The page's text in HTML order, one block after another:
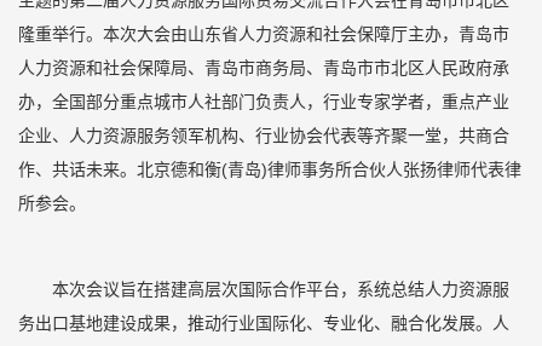
隆重举行。本次大会由山东省人力资源和社会保障厅主办，青岛市
人力资源和社会保障局、青岛市商务局、青岛市市北区人民政府承
办，全国部分重点城市人社部门负责人，行业专家学者，重点产业
企业、人力资源服务领军机构、行业协会代表等齐聚一堂，共商合
作、共话未来。北京德和衡(青岛)律师事务所合伙人张扬律师代表律
所参会。
本次会议旨在搭建高层次国际合作平台，系统总结人力资源服
务出口基地建设成果，推动行业国际化、专业化、融合化发展。人